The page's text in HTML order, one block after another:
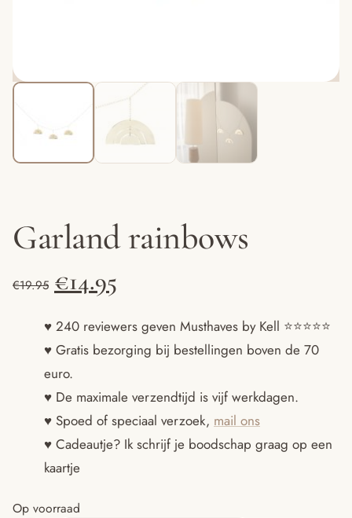
Garland rainbows
€19.95 Oorspronkelijke
prijs
was:
€19.95.
€14.95
prijs
is:
€14.95.
♥ 240 reviewers geven Musthaves by Kell ⭐️⭐️⭐️⭐️⭐️
♥ Gratis bezorging bij bestellingen boven de 70
euro.
♥ De maximale verzendtijd is vijf werkdagen.
♥ Spoed of speciaal verzoek, mail ons
♥ Cadeautje? Ik schrijf je boodschap graag op een
kaartje
Op voorraad